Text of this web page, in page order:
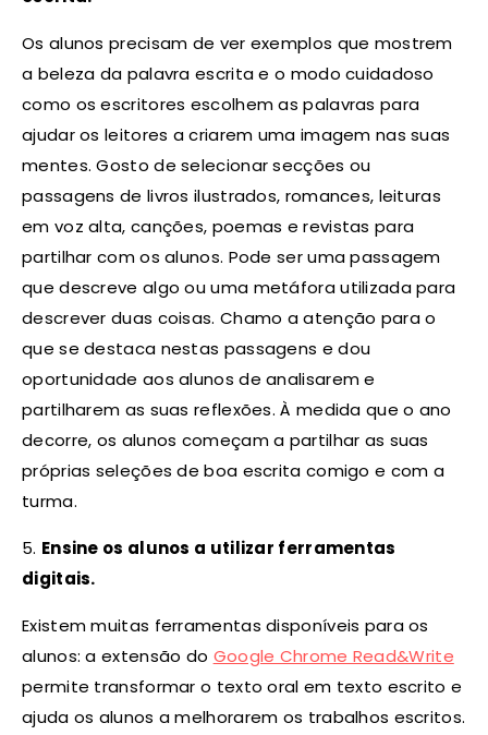
Os alunos precisam de ver exemplos que mostrem
a beleza da palavra escrita e o modo cuidadoso
como os escritores escolhem as palavras para
ajudar os leitores a criarem uma imagem nas suas
mentes. Gosto de selecionar secções ou
passagens de livros ilustrados, romances, leituras
em voz alta, canções, poemas e revistas para
partilhar com os alunos. Pode ser uma passagem
que descreve algo ou uma metáfora utilizada para
descrever duas coisas. Chamo a atenção para o
que se destaca nestas passagens e dou
oportunidade aos alunos de analisarem e
partilharem as suas reflexões. À medida que o ano
decorre, os alunos começam a partilhar as suas
próprias seleções de boa escrita comigo e com a
turma.
5. Ensine os alunos a utilizar ferramentas
digitais.
Existem muitas ferramentas disponíveis para os
alunos: a extensão do Google Chrome Read&Write
permite transformar o texto oral em texto escrito e
ajuda os alunos a melhorarem os trabalhos escritos.